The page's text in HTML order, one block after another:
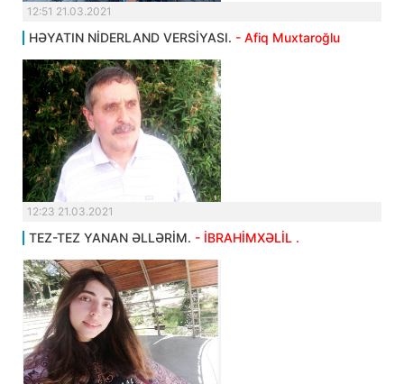
12:51 21.03.2021
HƏYATIN NİDERLAND VERSİYASI. - Afiq Muxtaroğlu
12:23 21.03.2021
TEZ-TEZ YANAN ƏLLƏRİM. - İBRAHİMXƏLİL .